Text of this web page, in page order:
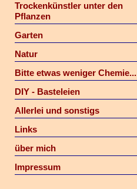
Trockenkünstler unter den
Pflanzen
Garten
Natur
Bitte etwas weniger Chemie...
DIY - Basteleien
Allerlei und sonstigs
Links
über mich
Impressum